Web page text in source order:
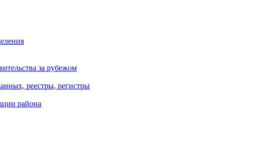
за рубежом
реестры, регистры
района